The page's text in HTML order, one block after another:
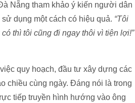
Nẵng tham khảo ý kiến người dân
dụng một cách có hiệu quả. “Tôi
thì tôi cũng đi ngay thôi vì tiện lợi!”
quy hoạch, đầu tư xây dựng các
chiều cùng ngày. Đáng nói là trong
tiếp truyền hình hướng vào ông